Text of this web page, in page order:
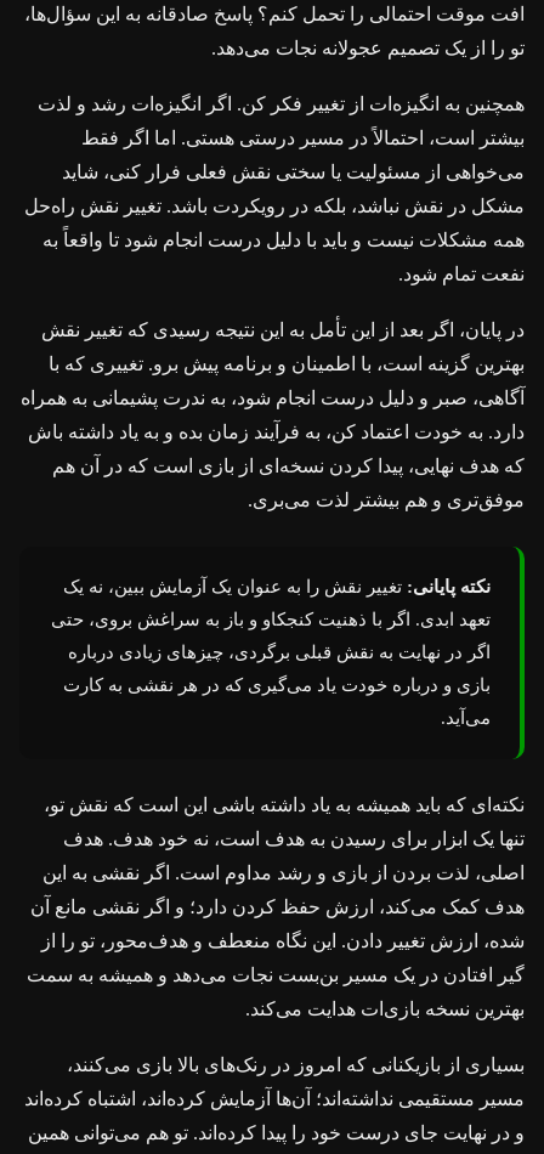
افت موقت احتمالی را تحمل کنم؟ پاسخ صادقانه به این سؤال‌ها،
تو را از یک تصمیم عجولانه نجات می‌دهد.
همچنین به انگیزه‌ات از تغییر فکر کن. اگر انگیزه‌ات رشد و لذت
بیشتر است، احتمالاً در مسیر درستی هستی. اما اگر فقط
می‌خواهی از مسئولیت یا سختی نقش فعلی فرار کنی، شاید
مشکل در نقش نباشد، بلکه در رویکردت باشد. تغییر نقش راه‌حل
همه مشکلات نیست و باید با دلیل درست انجام شود تا واقعاً به
نفعت تمام شود.
در پایان، اگر بعد از این تأمل به این نتیجه رسیدی که تغییر نقش
بهترین گزینه است، با اطمینان و برنامه پیش برو. تغییری که با
آگاهی، صبر و دلیل درست انجام شود، به ندرت پشیمانی به همراه
دارد. به خودت اعتماد کن، به فرآیند زمان بده و به یاد داشته باش
که هدف نهایی، پیدا کردن نسخه‌ای از بازی است که در آن هم
موفق‌تری و هم بیشتر لذت می‌بری.
نکته پایانی: تغییر نقش را به عنوان یک آزمایش ببین، نه یک
تعهد ابدی. اگر با ذهنیت کنجکاو و باز به سراغش بروی، حتی
اگر در نهایت به نقش قبلی برگردی، چیزهای زیادی درباره
بازی و درباره خودت یاد می‌گیری که در هر نقشی به کارت
می‌آید.
نکته‌ای که باید همیشه به یاد داشته باشی این است که نقش تو،
تنها یک ابزار برای رسیدن به هدف است، نه خود هدف. هدف
اصلی، لذت بردن از بازی و رشد مداوم است. اگر نقشی به این
هدف کمک می‌کند، ارزش حفظ کردن دارد؛ و اگر نقشی مانع آن
شده، ارزش تغییر دادن. این نگاه منعطف و هدف‌محور، تو را از
گیر افتادن در یک مسیر بن‌بست نجات می‌دهد و همیشه به سمت
بهترین نسخه بازی‌ات هدایت می‌کند.
بسیاری از بازیکنانی که امروز در رنک‌های بالا بازی می‌کنند،
مسیر مستقیمی نداشته‌اند؛ آن‌ها آزمایش کرده‌اند، اشتباه کرده‌اند
و در نهایت جای درست خود را پیدا کرده‌اند. تو هم می‌توانی همین